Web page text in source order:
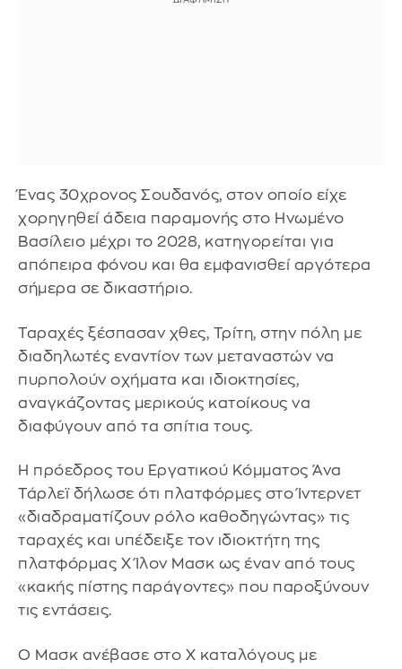
Ένας 30χρονος Σουδανός, στον οποίο είχε
χορηγηθεί άδεια παραμονής στο Ηνωμένο
Βασίλειο μέχρι το 2028, κατηγορείται για
απόπειρα φόνου και θα εμφανισθεί αργότερα
σήμερα σε δικαστήριο.
Ταραχές ξέσπασαν χθες, Τρίτη, στην πόλη με
διαδηλωτές εναντίον των μεταναστών να
πυρπολούν οχήματα και ιδιοκτησίες,
αναγκάζοντας μερικούς κατοίκους να
διαφύγουν από τα σπίτια τους.
Η πρόεδρος του Εργατικού Κόμματος Άνα
Τάρλεϊ δήλωσε ότι πλατφόρμες στο Ίντερνετ
«διαδραματίζουν ρόλο καθοδηγώντας» τις
ταραχές και υπέδειξε τον ιδιοκτήτη της
πλατφόρμας X Ίλον Μασκ ως έναν από τους
«κακής πίστης παράγοντες» που παροξύνουν
τις εντάσεις.
Ο Μασκ ανέβασε στο X καταλόγους με